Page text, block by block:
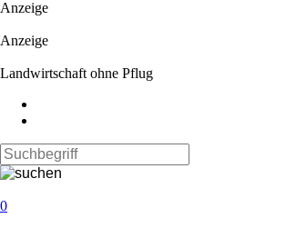
Anzeige
Anzeige
Landwirtschaft ohne Pflug
0